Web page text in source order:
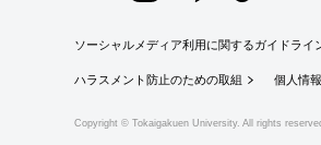
ソーシャルメディア利用に関するガイドライ
ハラスメント防止のための取組 個人情
Copyright © Tokaigakuen University. All rights